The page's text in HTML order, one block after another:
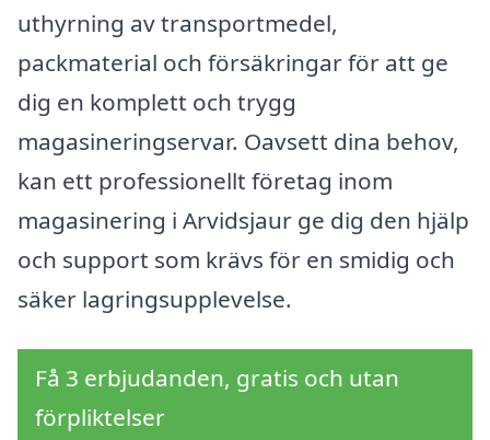
uthyrning av transportmedel,
packmaterial och försäkringar för att ge
dig en komplett och trygg
magasineringservar. Oavsett dina behov,
kan ett professionellt företag inom
magasinering i Arvidsjaur ge dig den hjälp
och support som krävs för en smidig och
säker lagringsupplevelse.
Få 3 erbjudanden, gratis och utan
förpliktelser